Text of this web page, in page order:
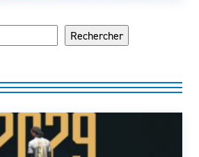
Rechercher